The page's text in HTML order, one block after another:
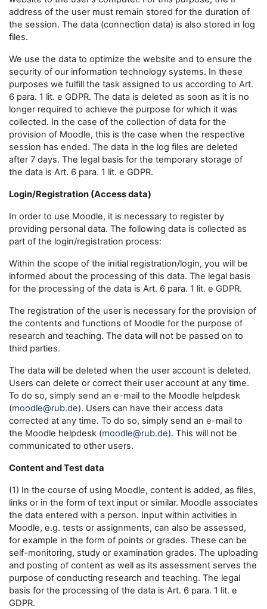
address of the user must remain stored for the duration of
the session. The data (connection data) is also stored in log
files.
We use the data to optimize the website and to ensure the
security of our information technology systems. In these
purposes we fulfill the task assigned to us according to Art.
6 para. 1 lit. e GDPR. The data is deleted as soon as it is no
longer required to achieve the purpose for which it was
collected. In the case of the collection of data for the
provision of Moodle, this is the case when the respective
session has ended. The data in the log files are deleted
after 7 days. The legal basis for the temporary storage of
the data is Art. 6 para. 1 lit. e GDPR.
Login/Registration (Access data)
In order to use Moodle, it is necessary to register by
providing personal data. The following data is collected as
part of the login/registration process:
Within the scope of the initial registration/login, you will be
informed about the processing of this data. The legal basis
for the processing of the data is Art. 6 para. 1 lit. e GDPR.
The registration of the user is necessary for the provision of
the contents and functions of Moodle for the purpose of
research and teaching. The data will not be passed on to
third parties.
The data will be deleted when the user account is deleted.
Users can delete or correct their user account at any time.
To do so, simply send an e-mail to the Moodle helpdesk
(moodle@rub.de). Users can have their access data
corrected at any time. To do so, simply send an e-mail to
the Moodle helpdesk (moodle@rub.de). This will not be
communicated to other users.
Content and Test data
(1) In the course of using Moodle, content is added, as files,
links or in the form of text input or similar. Moodle associates
the data entered with a person. Input within activities in
Moodle, e.g. tests or assignments, can also be assessed,
for example in the form of points or grades. These can be
self-monitoring, study or examination grades. The uploading
and posting of content as well as its assessment serves the
purpose of conducting research and teaching. The legal
basis for the processing of the data is Art. 6 para. 1 lit. e
GDPR.